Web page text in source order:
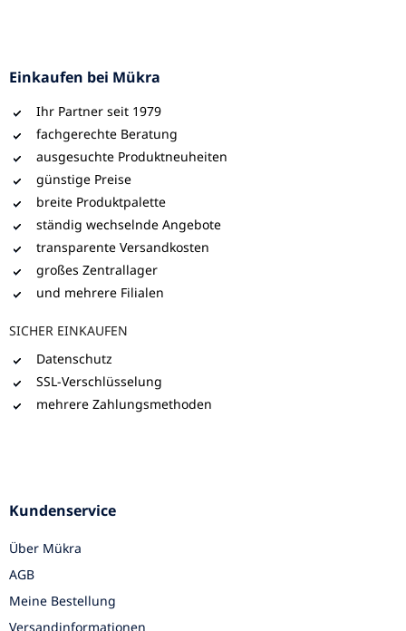
Einkaufen bei Mükra
Ihr Partner seit 1979
fachgerechte Beratung
ausgesuchte Produktneuheiten
günstige Preise
breite Produktpalette
ständig wechselnde Angebote
transparente Versandkosten
großes Zentrallager
und mehrere Filialen
SICHER EINKAUFEN
Datenschutz
SSL-Verschlüsselung
mehrere Zahlungsmethoden
Kundenservice
Über Mükra
AGB
Meine Bestellung
Versandinformationen